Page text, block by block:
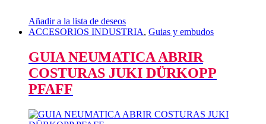
Añadir a la lista de deseos
ACCESORIOS INDUSTRIA, Guias y embudos
GUIA NEUMATICA ABRIR
COSTURAS JUKI DÜRKOPP
PFAFF